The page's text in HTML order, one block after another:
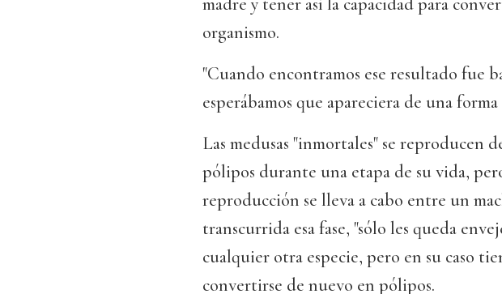
madre y tener así la capacidad para
organismo.
"Cuando encontramos ese resultado fue
esperábamos que apareciera de una
Las medusas "inmortales" se reproducen
pólipos durante una etapa de su vida,
reproducción se lleva a cabo entre un
transcurrida esa fase, "sólo les queda
cualquier otra especie, pero en su caso
convertirse de nuevo en pólipos.